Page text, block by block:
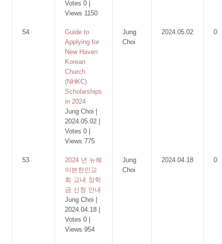
Votes 0
Views 1150
54
Guide to
Applying for
New Haven
Korean
Church
(NHKC)
Scholarships
in 2024
Jung Choi
2024.05.02
Votes 0
Views 775
Jung
Choi
2024.05.02 0
53
2024 년 뉴헤
이븐한인교
회 교내 장학
금 신청 안내
Jung Choi
2024.04.18
Votes 0
Views 954
Jung
Choi
2024.04.18 0